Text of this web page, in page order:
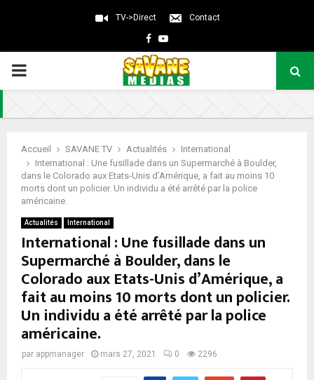
TV->Direct Contact
Facebook
Youtube
PRIMARY
MENU
Accueil SAVANE TV Actualités
International
International : Une fusillade dans un Supermarché à Boulder,
dans le Colorado aux Etats-Unis d’Amérique, a fait au moins 10
morts dont un policier. Un individu a été arrêté par la police
américaine.
Actualités International
International : Une fusillade dans un
Supermarché à Boulder, dans le
Colorado aux Etats-Unis d’Amérique, a
fait au moins 10 morts dont un policier.
Un individu a été arrêté par la police
américaine.
par appmanager mars 27, 2021 0 2296